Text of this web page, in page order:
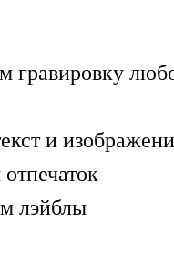
гравировку
и
лэйблы